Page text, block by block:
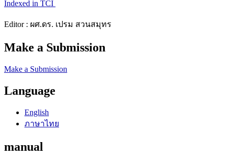
Indexed in TCI
Editor : ผศ.ดร. เปรม สวนสมุทร
Make a Submission
Make a Submission
Language
English
ภาษาไทย
manual